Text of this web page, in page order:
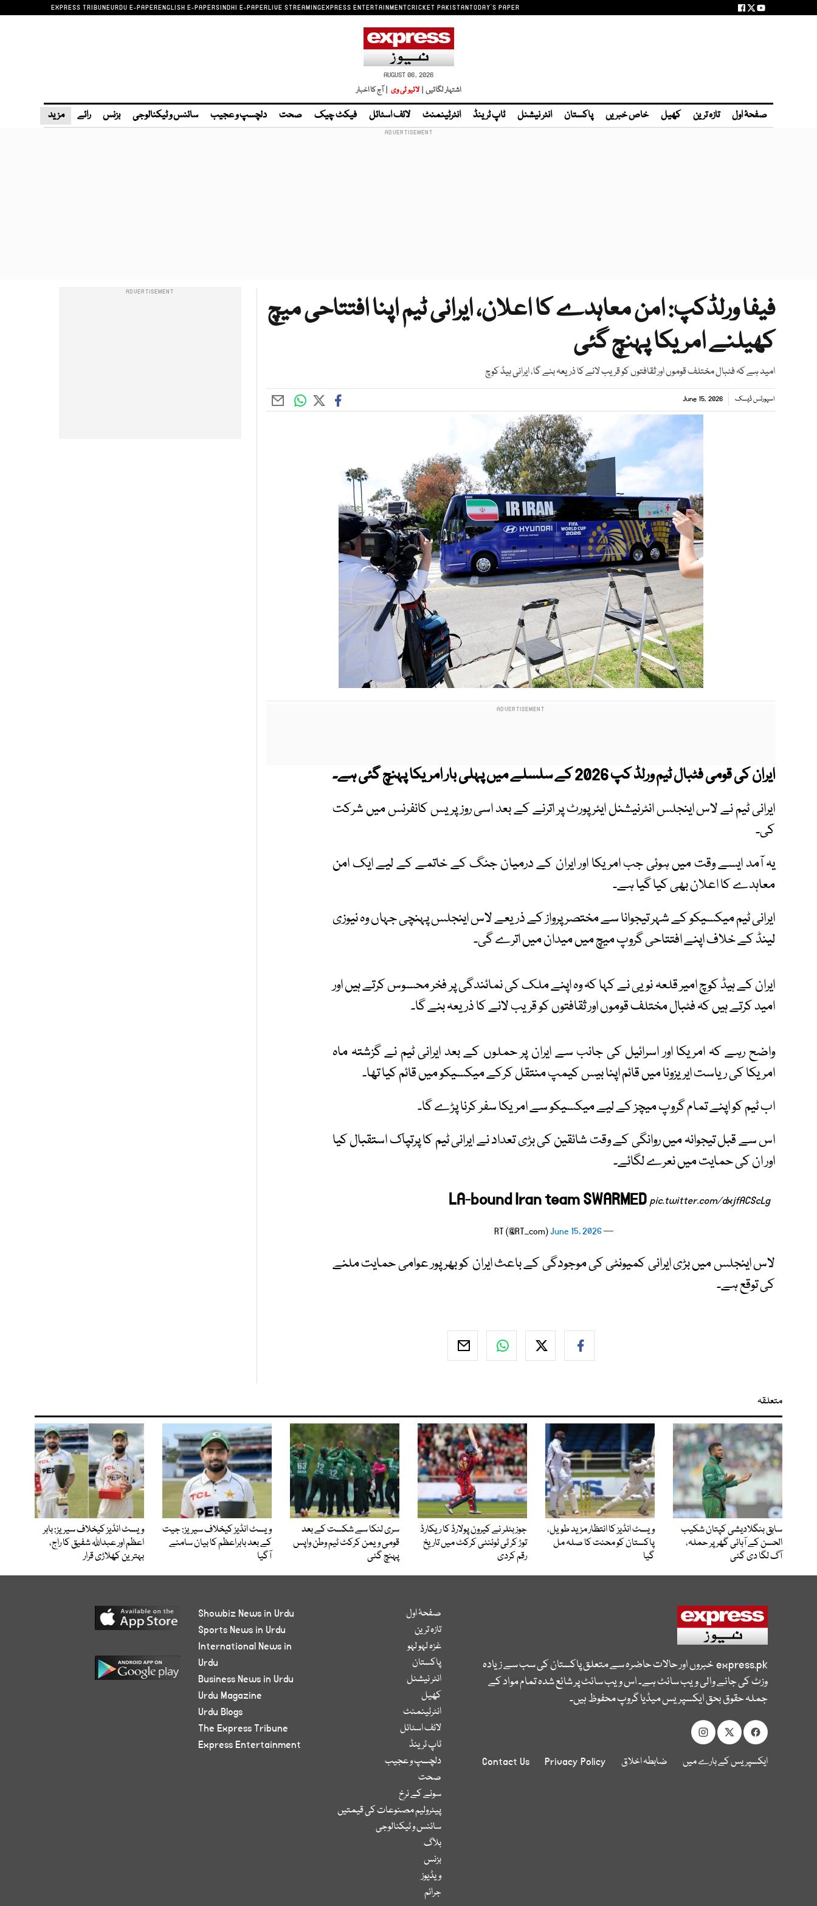
EXPRESS TRIBUNEURDU E-PAPERENGLISH E-PAPERSINDHI E-PAPERLIVE STREAMINGEXPRESS ENTERTAINMENTCRICKET PAKISTANTODAY'S PAPER
AUGUST 06, 2026
اشتہار لگائیں | لائیو ٹی وی | آج کا اخبار
صفحۂ اول تازہ ترین کھیل خاص خبریں پاکستان انٹر نیشنل ٹاپ ٹرینڈ انٹرٹینمنٹ لائف اسٹائل فیکٹ چیک صحت دلچسپ و عجیب سائنس و ٹیکنالوجی بزنس رائے مزید
فیفا ورلڈکپ: امن معاہدے کا اعلان، ایرانی ٹیم اپنا افتتاحی میچ
کھیلنے امریکا پہنچ گئی
امید ہے کہ فٹبال مختلف قوموں اور ثقافتوں کو قریب لانے کا ذریعہ بنے گا، ایرانی ہیڈ کوچ
اسپورٹس ڈیسک June 15, 2026
ایران کی قومی فٹبال ٹیم ورلڈ کپ 2026 کے سلسلے میں پہلی بار امریکا پہنچ گئی ہے۔
ایرانی ٹیم نے لاس اینجلس انٹرنیشنل ایئرپورٹ پر اترنے کے بعد اسی روز پریس کانفرنس میں شرکت
کی۔
یہ آمد ایسے وقت میں ہوئی جب امریکا اور ایران کے درمیان جنگ کے خاتمے کے لیے ایک امن
معاہدے کا اعلان بھی کیا گیا ہے۔
ایرانی ٹیم میکسیکو کے شہر تیجوانا سے مختصر پرواز کے ذریعے لاس اینجلس پہنچی جہاں وہ نیوزی
لینڈ کے خلاف اپنے افتتاحی گروپ میچ میں میدان میں اترے گی۔
ایران کے ہیڈ کوچ امیر قلعہ نویی نے کہا کہ وہ اپنے ملک کی نمائندگی پر فخر محسوس کرتے ہیں اور
امید کرتے ہیں کہ فٹبال مختلف قوموں اور ثقافتوں کو قریب لانے کا ذریعہ بنے گا۔
واضح رہے کہ امریکا اور اسرائیل کی جانب سے ایران پر حملوں کے بعد ایرانی ٹیم نے گزشتہ ماہ
امریکا کی ریاست ایریزونا میں قائم اپنا بیس کیمپ منتقل کرکے میکسیکو میں قائم کیا تھا۔
اب ٹیم کو اپنے تمام گروپ میچز کے لیے میکسیکو سے امریکا سفر کرنا پڑے گا۔
اس سے قبل تیجوانہ میں روانگی کے وقت شائقین کی بڑی تعداد نے ایرانی ٹیم کا پرتپاک استقبال کیا
اور ان کی حمایت میں نعرے لگائے۔
LA-bound Iran team SWARMEDpic.twitter.com/dxjfACScLg
— RT (@RT_com)
June 15, 2026
لاس اینجلس میں بڑی ایرانی کمیونٹی کی موجودگی کے باعث ایران کو بھرپور عوامی حمایت ملنے
کی توقع ہے۔
متعلقہ
سابق بنگلادیشی کپتان شکیب
الحسن کے آبائی گھر پر حملہ،
آگ لگا دی گئی
ویسٹ انڈیز کا انتظار مزید طویل،
پاکستان کو محنت کا صلہ مل
گیا
جوز بٹلر نے کیرون پولارڈ کا ریکارڈ
توڑ کر ٹی ٹوئنٹی کرکٹ میں تاریخ
رقم کردی
سری لنکا سے شکست کے بعد
قومی ویمن کرکٹ ٹیم وطن واپس
پہنچ گئی
ویسٹ انڈیز کیخلاف سیریز: جیت
کے بعد بابراعظم کا بیان سامنے
آگیا
ویسٹ انڈیز کیخلاف سیریز: بابر
اعظم اور عبداللہ شفیق کا راج،
بہترین کھلاڑی قرار
express.pkخبروں اور حالات حاضرہ سے متعلق پاکستان کی سب سے زیادہ
وزٹ کی جانے والی ویب سائٹ ہے۔ اس ویب سائٹ پر شائع شدہ تمام مواد کے
جملہ حقوق بحق ایکسپریس میڈیا گروپ محفوظ ہیں۔
ایکسپریس کے بارے میں ضابطہ اخلاق Privacy Policy
Contact Us
صفحۂ اول
تازہ ترین
غزہ لہو لہو
پاکستان
انٹر نیشنل
کھیل
انٹرٹینمنٹ
لائف اسٹائل
ٹاپ ٹرینڈ
دلچسپ و عجیب
صحت
سونے کے نرخ
پیٹرولیم مصنوعات کی قیمتیں
سائنس و ٹیکنالوجی
بلاگ
بزنس
ویڈیوز
جرائم
Showbiz News in Urdu
Sports News in Urdu
International News in
Urdu
Business News in Urdu
Urdu Magazine
Urdu Blogs
The Express Tribune
Express Entertainment